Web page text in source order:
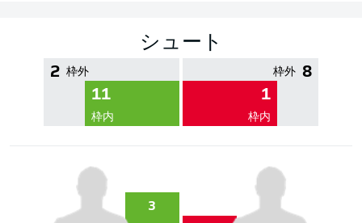
シュート
2 枠外
11
枠内
8
枠外
1
枠内
3